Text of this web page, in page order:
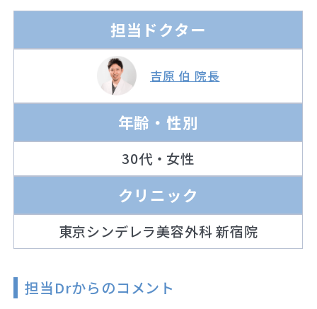
担当ドクター
吉原 伯 院長
年齢・性別
30代・女性
クリニック
東京シンデレラ美容外科 新宿院
担当Drからのコメント